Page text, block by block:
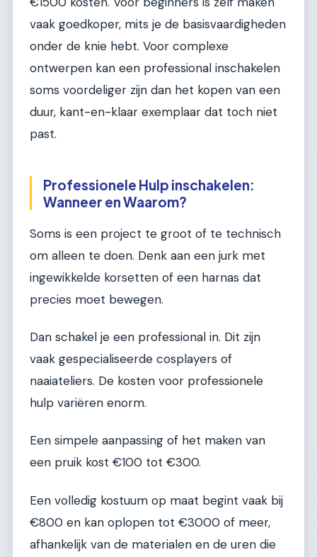
vaak goedkoper, mits je de basisvaardigheden
onder de knie hebt. Voor complexe
ontwerpen kan een professional inschakelen
soms voordeliger zijn dan het kopen van een
duur, kant-en-klaar exemplaar dat toch niet
past.
Professionele Hulp inschakelen:
Wanneer en Waarom?
Soms is een project te groot of te technisch
om alleen te doen. Denk aan een jurk met
ingewikkelde korsetten of een harnas dat
precies moet bewegen.
Dan schakel je een professional in. Dit zijn
vaak gespecialiseerde cosplayers of
naaiateliers. De kosten voor professionele
hulp variëren enorm.
Een simpele aanpassing of het maken van
een pruik kost €100 tot €300.
Een volledig kostuum op maat begint vaak bij
€800 en kan oplopen tot €3000 of meer,
afhankelijk van de materialen en de uren die